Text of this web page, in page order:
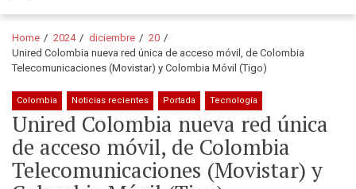
Home 2024 diciembre
20
Unired Colombia nueva red única de acceso móvil, de Colombia
Telecomunicaciones (Movistar) y Colombia Móvil (Tigo)
Colombia Noticias recientes Portada Tecnología
Unired Colombia nueva red única
de acceso móvil, de Colombia
Telecomunicaciones (Movistar) y